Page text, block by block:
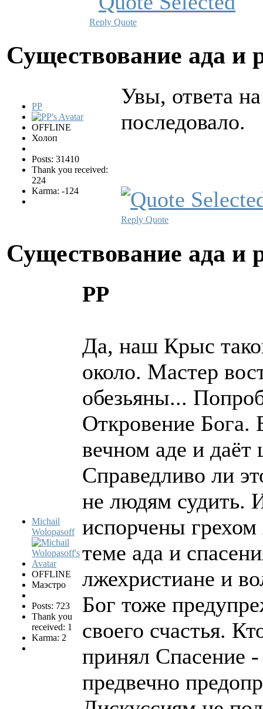
Reply Quote
Существование ада и
PP
OFFLINE
Холоп
Posts: 31410
Thank you received:
224
Karma: -124
Увы, ответа
последовало.
Reply Quote
Существование ада и
Michail
Wolopasoff
OFFLINE
Маэстро
Posts: 723
Thank you
received: 1
Karma: 2
PP
Да, наш Крыс
около. Мастер
обезьяны...
Откровение Бога.
вечном аде и даёт
Справедливо ли
не людям судить.
испорчены
теме ада и
лжехристиане и
Бог тоже
своего счастья.
принял Спасение
предвечно